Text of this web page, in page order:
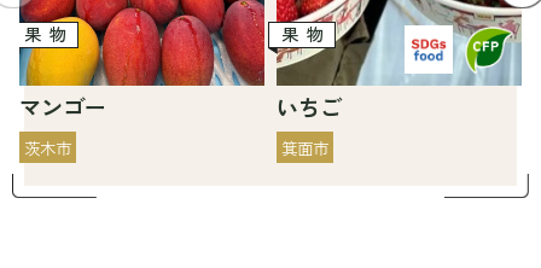
マンゴー
茨木市
果物
いちご
箕面市
果物